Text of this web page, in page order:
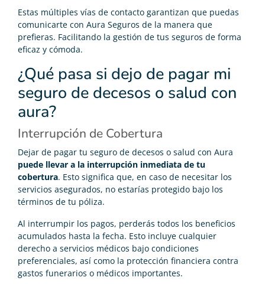
Estas múltiples vías de contacto garantizan que puedas
comunicarte con Aura Seguros de la manera que
prefieras. Facilitando la gestión de tus seguros de forma
eficaz y cómoda.
¿Qué pasa si dejo de pagar mi
seguro de decesos o salud con
aura?
Interrupción de Cobertura
Dejar de pagar tu seguro de decesos o salud con Aura
puede llevar a la interrupción inmediata de tu
cobertura. Esto significa que, en caso de necesitar los
servicios asegurados, no estarías protegido bajo los
términos de tu póliza.
Al interrumpir los pagos, perderás todos los beneficios
acumulados hasta la fecha. Esto incluye cualquier
derecho a servicios médicos bajo condiciones
preferenciales, así como la protección financiera contra
gastos funerarios o médicos importantes.